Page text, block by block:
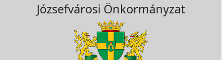
Józsefvárosi Önkormányzat